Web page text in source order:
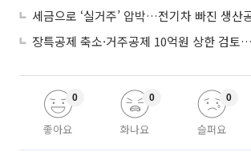
세금으로 ‘실거주’ 압박…전기차 빠진 생산
좋아요
0
화나요
0
슬퍼요
0